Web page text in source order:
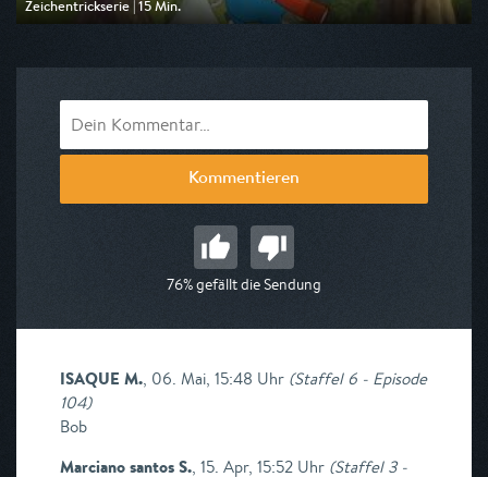
Zeichentrickserie | 15 Min.
Ausgestrahlt von KiKA
Kommentieren
76% gefällt die Sendung
ISAQUE M., 06. Mai, 15:48 Uhr (Staffel 6 - Episode
104)
Bob
Marciano santos S., 15. Apr, 15:52 Uhr (Staffel 3 -